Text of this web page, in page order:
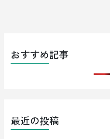
おすすめ記事
最近の投稿